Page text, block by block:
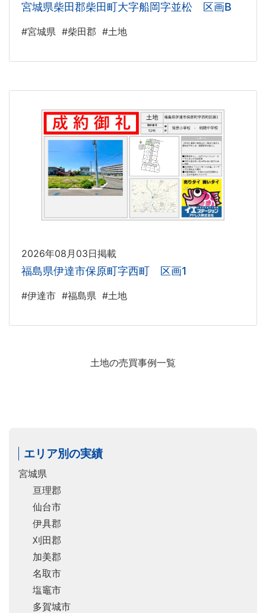
宮城県柴田郡柴田町大字船岡字並松 区画B
#宮城県 #柴田郡 #土地
2026年08月03日掲載
福島県伊達市保原町字西町 区画1
#伊達市 #福島県 #土地
土地の売買事例一覧
エリア別の実績
宮城県
亘理郡
仙台市
伊具郡
刈田郡
加美郡
名取市
塩竈市
多賀城市